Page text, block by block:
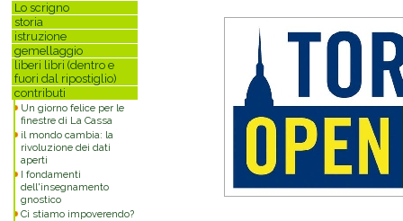
Lo scrigno
storia
istruzione
gemellaggio
liberi libri (dentro e
fuori dal ripostiglio)
contributi
Un giorno felice per le
finestre di La Cassa
il mondo cambia: la
rivoluzione dei dati
aperti
I fondamenti
dell'insegnamento
gnostico
Ci stiamo impoverendo?